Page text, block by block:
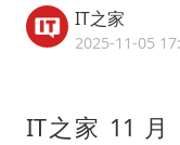
IT之家
2025-11-05
IT之家 11 月